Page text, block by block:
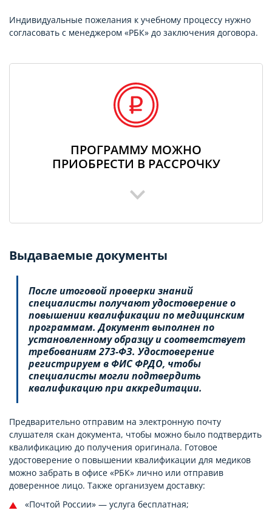
Индивидуальные пожелания к учебному процессу нужно
согласовать с менеджером «РБК» до заключения договора.
ПРОГРАММУ МОЖНО
ПРИОБРЕСТИ В РАССРОЧКУ
Выдаваемые документы
После итоговой проверки знаний
специалисты получают удостоверение о
повышении квалификации по медицинским
программам. Документ выполнен по
установленному образцу и соответствует
требованиям 273-ФЗ. Удостоверение
регистрируем в ФИС ФРДО, чтобы
специалисты могли подтвердить
квалификацию при аккредитации.
Предварительно отправим на электронную почту
слушателя скан документа, чтобы можно было подтвердить
квалификацию до получения оригинала. Готовое
удостоверение о повышении квалификации для медиков
можно забрать в офисе «РБК» лично или отправив
доверенное лицо. Также организуем доставку:
«Почтой России» — услуга бесплатная;